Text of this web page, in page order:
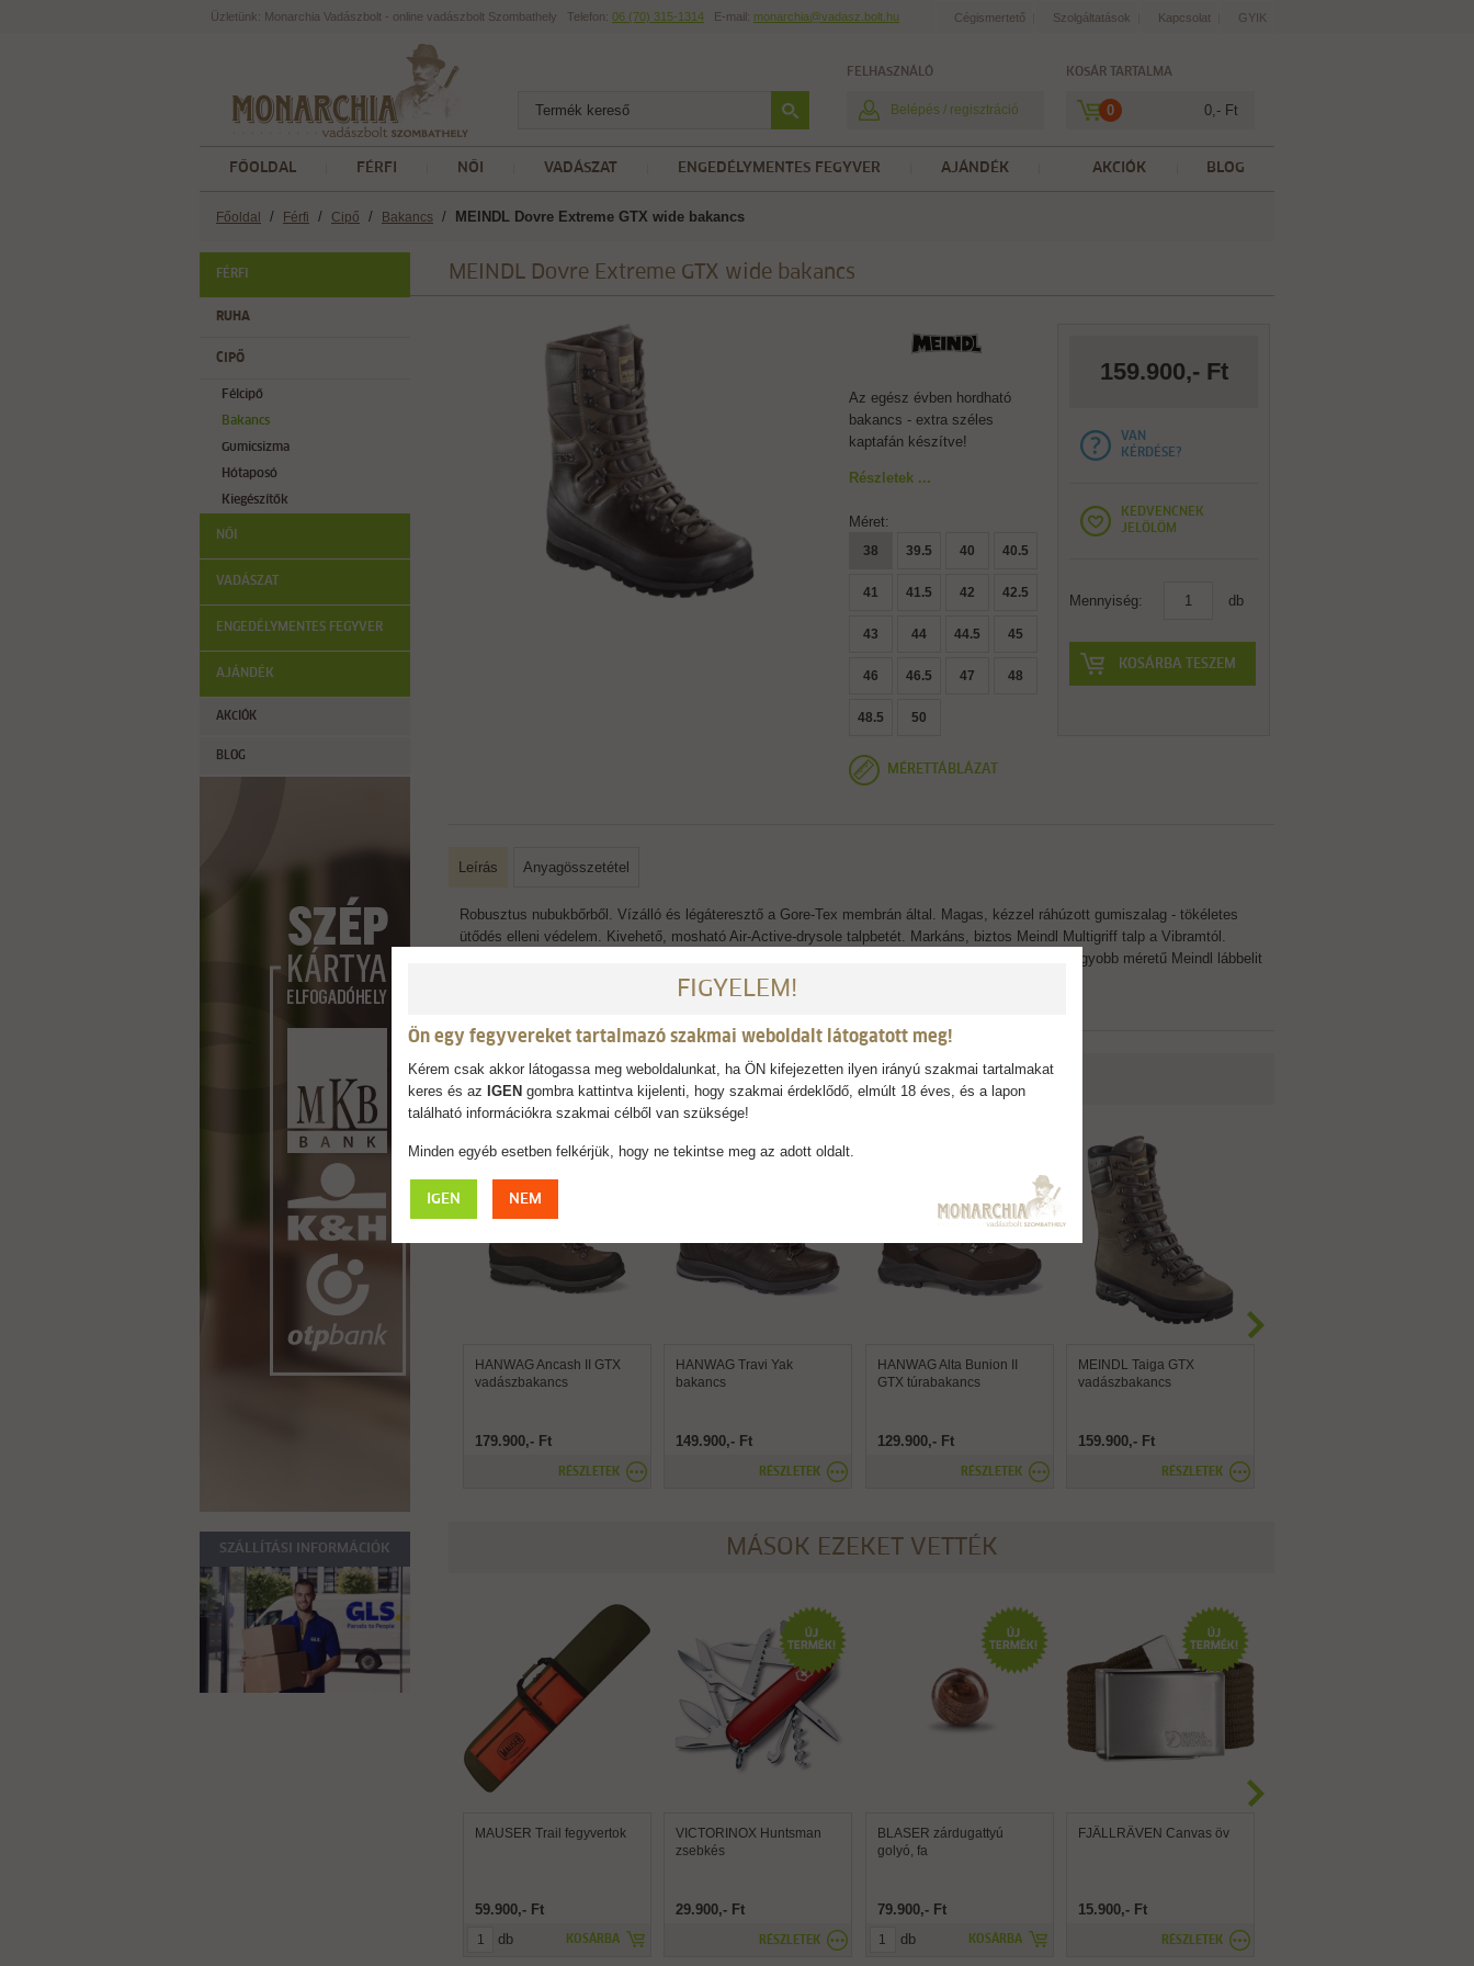
Cégismertető Szolgáltatások Kapcsolat GYIK
Üzletünk: Monarchia Vadászbolt - online vadászbolt Szombathely Telefon: 06 (70) 315-1314 E-mail: monarchia@vadasz.bolt.hu
FELHASZNÁLÓ
Belépés / regisztráció
KOSÁR TARTALMA
0 0,- Ft
BLOG
AKCIÓK
FŐOLDAL FÉRFI NŐI VADÁSZAT ENGEDÉLYMENTES FEGYVER AJÁNDÉK
Főoldal / Férfi / Cipő / Bakancs / MEINDL Dovre Extreme GTX wide bakancs
FÉRFI
RUHA
CIPŐ
Félcipő
Bakancs
Gumicsizma
Hótaposó
Kiegészítők
NŐI
VADÁSZAT
ENGEDÉLYMENTES FEGYVER
AJÁNDÉK
AKCIÓK
BLOG
SZÁLLÍTÁSI INFORMÁCIÓK
MEINDL Dovre Extreme GTX wide bakancs
Az egész évben hordható
bakancs - extra széles
kaptafán készítve!
Részletek ...
Méret:
38 39.5 40 40.5
41 41.5 42 42.5
43 44 44.5 45
46 46.5 47 48
48.5 50
MÉRETTÁBLÁZAT
159.900,- Ft
VAN
KÉRDÉSE?
KEDVENCNEK
JELÖLÖM
Mennyiség: db
KOSÁRBA TESZEM
Leírás Anyagösszetétel
Robusztus nubukbőrből. Vízálló és légáteresztő a Gore-Tex membrán által. Magas, kézzel ráhúzott gumiszalag - tökéletes
ütődés elleni védelem. Kivehető, mosható Air-Active-drysole talpbetét. Markáns, biztos Meindl Multigriff talp a Vibramtól.
Ápolás: Meindl Sportwax-szal. Szármagasság cca. 24 cm, súlya 1.960 g/pár Az összes 48-nál nagyobb méretű Meindl lábbelit
másféle talppal látják el mint a megfelelő kisebbik méretet!
AJÁNLJUK
HANWAG Ancash II GTX
vadászbakancs
179.900,- Ft
RÉSZLETEK
HANWAG Travi Yak
bakancs
149.900,- Ft
RÉSZLETEK
HANWAG Alta Bunion II
GTX túrabakancs
129.900,- Ft
RÉSZLETEK
MEINDL Taiga GTX
vadászbakancs
159.900,- Ft
RÉSZLETEK
MÁSOK EZEKET VETTÉK
MAUSER Trail fegyvertok
59.900,- Ft
KOSÁRBA
db
VICTORINOX Huntsman
zsebkés
29.900,- Ft
RÉSZLETEK
BLASER zárdugattyú
golyó, fa
79.900,- Ft
KOSÁRBA
db
FJÄLLRÄVEN Canvas öv
15.900,- Ft
RÉSZLETEK
FIGYELEM!
Ön egy fegyvereket tartalmazó szakmai weboldalt látogatott meg!
Kérem csak akkor látogassa meg weboldalunkat, ha ÖN kifejezetten ilyen irányú szakmai tartalmakat
keres és az IGEN gombra kattintva kijelenti, hogy szakmai érdeklődő, elmúlt 18 éves, és a lapon
található információkra szakmai célből van szüksége!
Minden egyéb esetben felkérjük, hogy ne tekintse meg az adott oldalt.
IGEN NEM